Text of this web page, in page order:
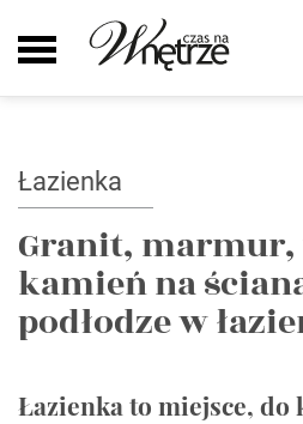
Łazienka
Granit,
kamień na
podłodze w
Łazienka to miejsce, do